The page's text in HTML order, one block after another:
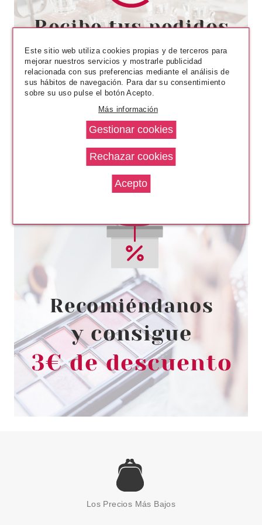
CLARINS
CLARINS BASE DE
Pvr 62.00€
-36%
desde
39.90€
CLARINS
CLARINS MY CLARINS RELAX
SLEEP MASK 50 ML
Pvr 31.50€
-32%
desde
21.50€
CLARINS
CLARINS MY CLARINS RE-
BOOST HIDRATACION SET
REGALO
Los Precios Más Bajos
Este sitio web utiliza cookies propias y de terceros para
mejorar nuestros servicios y mostrarle publicidad
relacionada con sus preferencias mediante el análisis de
sus hábitos de navegación. Para dar su consentimiento
sobre su uso pulse el botón Acepto.
Más información